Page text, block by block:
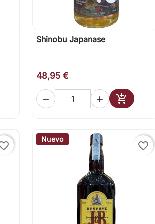
al carrito
 Vista rápida
Shinobu Japanase
48,95 €
  
Añadir
Nuevo
favorite_border